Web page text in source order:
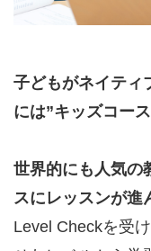
子どもがネイティ
には”キッズコー
世界的にも人気の
スにレッスンが進
Level Checkを受